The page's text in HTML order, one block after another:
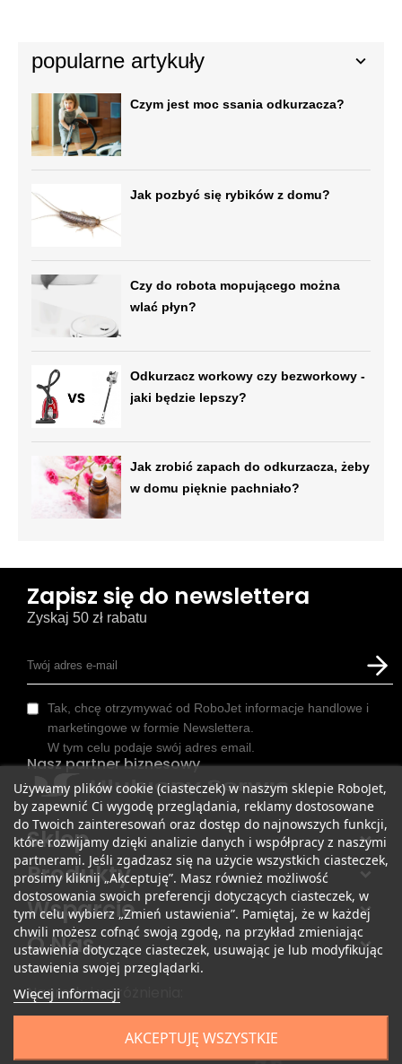
popularne artykuły
Czym jest moc ssania odkurzacza?
Jak pozbyć się rybików z domu?
Czy do robota mopującego można
wlać płyn?
Odkurzacz workowy czy bezworkowy -
jaki będzie lepszy?
Jak zrobić zapach do odkurzacza, żeby
w domu pięknie pachniało?
Sklep
Produkty
Wsparcie
O Nas
Używamy plików cookie (ciasteczek) w naszym sklepie RoboJet,
by zapewnić Ci wygodę przeglądania, reklamy dostosowane
do Twoich zainteresowań oraz dostęp do najnowszych funkcji,
które rozwijamy dzięki analizie danych i współpracy z naszymi
partnerami. Jeśli zgadzasz się na użycie wszystkich ciasteczek,
prosimy kliknij „Akceptuję”. Masz również możliwość
dostosowania swoich preferencji dotyczących ciasteczek, w
tym celu wybierz „Zmień ustawienia”. Pamiętaj, że w każdej
chwili możesz cofnąć swoją zgodę, na przykład zmieniając
ustawienia dotyczące ciasteczek, usuwając je lub modyfikując
ustawienia swojej przeglądarki.
Więcej informacji
AKCEPTUJĘ WSZYSTKIE
Zapisz się do newslettera
Zyskaj 50 zł rabatu
Tak, chcę otrzymywać od RoboJet informacje handlowe i
marketingowe w formie Newslettera.
W tym celu podaje swój adres email.
Nasz partner biznesowy
Nagrody i wyróżnienia: